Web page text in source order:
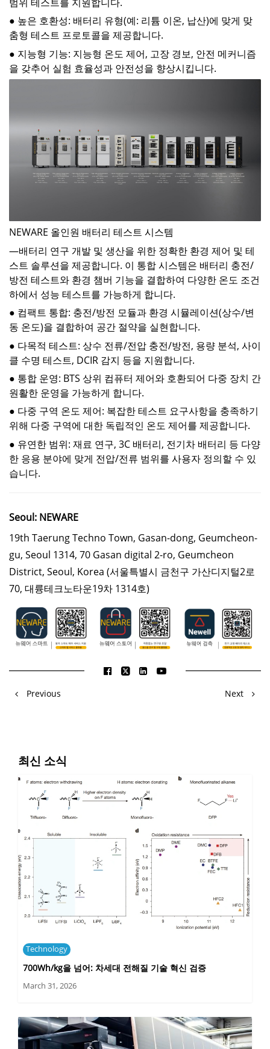
● 높은 호환성: 배터리 유형(예: 리튬 이온, 납산)에 맞게 맞
춤형 테스트 프로토콜을 제공합니다.
● 지능형 기능: 지능형 온도 제어, 고장 경보, 안전 메커니즘
을 갖추어 실험 효율성과 안전성을 향상시킵니다.
NEWARE 올인원 배터리 테스트 시스템
—배터리 연구 개발 및 생산을 위한 정확한 환경 제어 및 테
스트 솔루션을 제공합니다. 이 통합 시스템은 배터리 충전/
방전 테스트와 환경 챔버 기능을 결합하여 다양한 온도 조건
하에서 성능 테스트를 가능하게 합니다.
● 컴팩트 통합: 충전/방전 모듈과 환경 시뮬레이션(상수/변
동 온도)을 결합하여 공간 절약을 실현합니다.
● 다목적 테스트: 상수 전류/전압 충전/방전, 용량 분석, 사이
클 수명 테스트, DCIR 감지 등을 지원합니다.
● 통합 운영: BTS 상위 컴퓨터 제어와 호환되어 다중 장치 간
원활한 운영을 가능하게 합니다.
● 다중 구역 온도 제어: 복잡한 테스트 요구사항을 충족하기
위해 다중 구역에 대한 독립적인 온도 제어를 제공합니다.
● 유연한 범위: 재료 연구, 3C 배터리, 전기차 배터리 등 다양
한 응용 분야에 맞게 전압/전류 범위를 사용자 정의할 수 있
습니다.
Seoul: NEWARE
19th Taerung Techno Town, Gasan-dong, Geumcheon-
gu, Seoul 1314, 70 Gasan digital 2-ro, Geumcheon
District, Seoul, Korea (서울특별시 금천구 가산디지털2로
70, 대륭테크노타운19차 1314호)
Previous Next
최신 소식
Technology
700Wh/kg을 넘어: 차세대 전해질 기술 혁신 검증
March 31, 2026